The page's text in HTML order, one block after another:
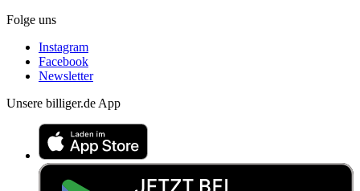
Folge uns
Instagram
Facebook
Newsletter
Unsere billiger.de App